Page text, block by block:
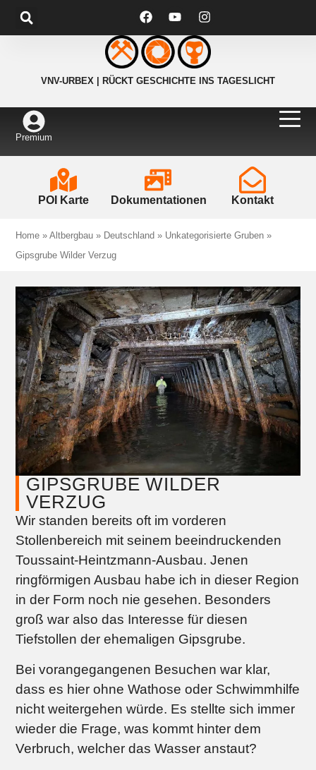
VNV-URBEX | RÜCKT GESCHICHTE INS TAGESLICHT
Premium
POI Karte Dokumentationen Kontakt
Home »Altbergbau » Deutschland » Unkategorisierte Gruben »
Gipsgrube Wilder Verzug
GIPSGRUBE WILDER
VERZUG
Wir standen bereits oft im vorderen
Stollenbereich mit seinem beeindruckenden
Toussaint-Heintzmann-Ausbau. Jenen
ringförmigen Ausbau habe ich in dieser Region
in der Form noch nie gesehen. Besonders
groß war also das Interesse für diesen
Tiefstollen der ehemaligen Gipsgrube.
Bei vorangegangenen Besuchen war klar,
dass es hier ohne Wathose oder Schwimmhilfe
nicht weitergehen würde. Es stellte sich immer
wieder die Frage, was kommt hinter dem
Verbruch, welcher das Wasser anstaut?